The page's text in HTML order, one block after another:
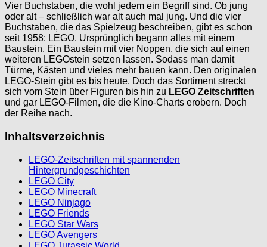
Vier Buchstaben, die wohl jedem ein Begriff sind. Ob jung
oder alt – schließlich war alt auch mal jung. Und die vier
Buchstaben, die das Spielzeug beschreiben, gibt es schon
seit 1958: LEGO. Ursprünglich begann alles mit einem
Baustein. Ein Baustein mit vier Noppen, die sich auf einen
weiteren LEGOstein setzen lassen. Sodass man damit
Türme, Kästen und vieles mehr bauen kann. Den originalen
LEGO-Stein gibt es bis heute. Doch das Sortiment streckt
sich vom Stein über Figuren bis hin zu LEGO Zeitschriften
und gar LEGO-Filmen, die die Kino-Charts erobern. Doch
der Reihe nach.
Inhaltsverzeichnis
LEGO-Zeitschriften mit spannenden
Hintergrundgeschichten
LEGO City
LEGO Minecraft
LEGO Ninjago
LEGO Friends
LEGO Star Wars
LEGO Avengers